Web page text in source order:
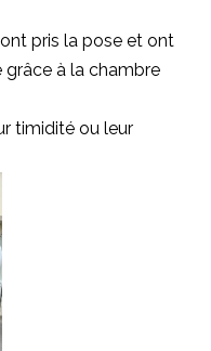
pris la pose et ont
à la chambre
timidité ou leur